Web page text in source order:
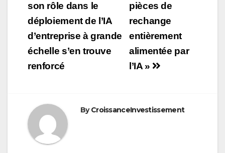
pièces de
rechange
entièrement
alimentée par
l’IA »
son rôle dans le
déploiement de l’IA
d’entreprise à grande
échelle s’en trouve
renforcé
ByCroissanceInvestissement